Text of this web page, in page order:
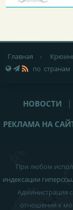
Главная ›
по странам
НОВОСТИ |
РЕКЛАМА НА
При любом
индексации
Администрация
отношения к